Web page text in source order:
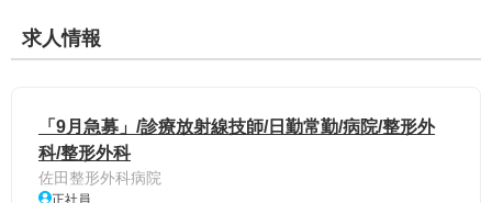
求人情報
「9月急募」/診療放射線技師/日勤常勤/病院/整形外
科/整形外科
佐田整形外科病院
正社員